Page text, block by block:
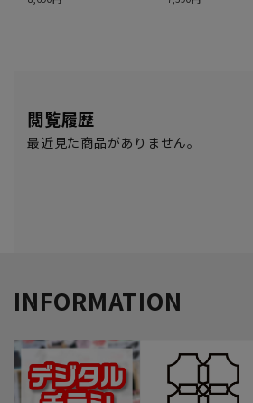
閲覧履歴
最近見た商品がありません。
INFORMATION